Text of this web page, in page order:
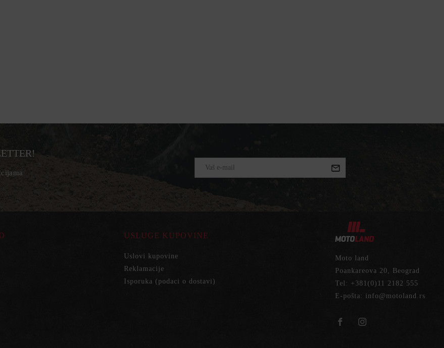
USLUGE KUPOVINE
Uslovi kupovine
Reklamacije
Isporuka (podaci o dostavi)
Moto land
Poankareova 20, Beograd
Tel: +381(0)11 2182 555
E-pošta: info@motoland.rs